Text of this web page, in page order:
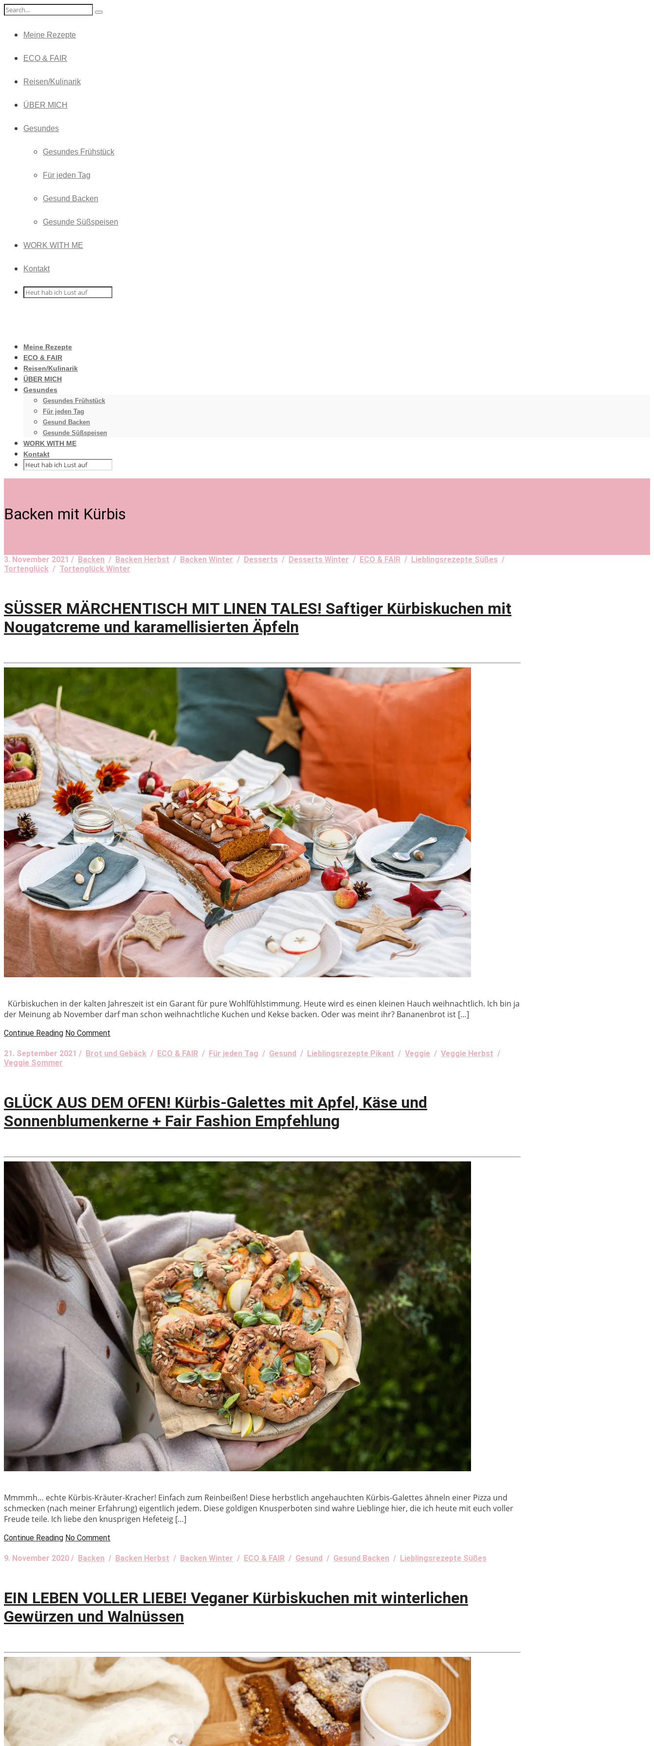
Meine Rezepte
ECO & FAIR
Reisen/Kulinarik
ÜBER MICH
Gesundes
Gesundes Frühstück
Für jeden Tag
Gesund Backen
Gesunde Süßspeisen
WORK WITH ME
Kontakt
Meine Rezepte
ECO & FAIR
Reisen/Kulinarik
ÜBER MICH
Gesundes
Gesundes Frühstück
Für jeden Tag
Gesund Backen
Gesunde Süßspeisen
WORK WITH ME
Kontakt
Backen mit Kürbis
3. November 2021 / Backen / Backen Herbst / Backen Winter / Desserts / Desserts Winter / ECO & FAIR / Lieblingsrezepte Süßes /
Tortenglück / Tortenglück Winter
SÜSSER MÄRCHENTISCH MIT LINEN TALES! Saftiger Kürbiskuchen mit
Nougatcreme und karamellisierten Äpfeln
Kürbiskuchen in der kalten Jahreszeit ist ein Garant für pure Wohlfühlstimmung. Heute wird es einen kleinen Hauch weihnachtlich. Ich bin ja
der Meinung ab November darf man schon weihnachtliche Kuchen und Kekse backen. Oder was meint ihr? Bananenbrot ist […]
Continue Reading No Comment
21. September 2021 / Brot und Gebäck / ECO & FAIR / Für jeden Tag / Gesund / Lieblingsrezepte Pikant / Veggie / Veggie Herbst /
Veggie Sommer
GLÜCK AUS DEM OFEN! Kürbis-Galettes mit Apfel, Käse und
Sonnenblumenkerne + Fair Fashion Empfehlung
Mmmmh… echte Kürbis-Kräuter-Kracher! Einfach zum Reinbeißen! Diese herbstlich angehauchten Kürbis-Galettes ähneln einer Pizza und
schmecken (nach meiner Erfahrung) eigentlich jedem. Diese goldigen Knusperboten sind wahre Lieblinge hier, die ich heute mit euch voller
Freude teile. Ich liebe den knusprigen Hefeteig […]
Continue Reading No Comment
9. November 2020 / Backen / Backen Herbst / Backen Winter / ECO & FAIR / Gesund / Gesund Backen / Lieblingsrezepte Süßes
EIN LEBEN VOLLER LIEBE! Veganer Kürbiskuchen mit winterlichen
Gewürzen und Walnüssen